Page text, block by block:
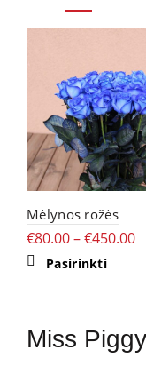
Mėlynos rožės
€80.00–€450.00
PasirinktiThis
The
options
Miss